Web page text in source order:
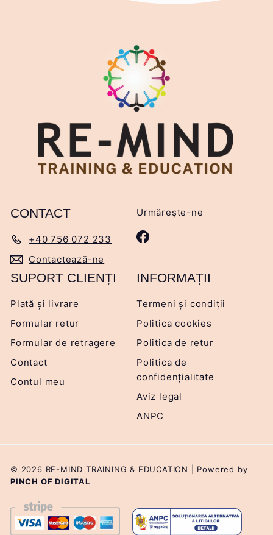
CONTACT
+40 756 072 233
Contactează-ne
Urmărește-ne
Facebook
SUPORT CLIENȚI
Plată și livrare
Formular retur
Formular de retragere
Contact
Contul meu
INFORMAȚII
Termeni și condiții
Politica cookies
Politica de retur
Politica de
confidențialitate
Aviz legal
ANPC
© 2026 RE-MIND TRAINING & EDUCATION | Powered by
PINCH OF DIGITAL